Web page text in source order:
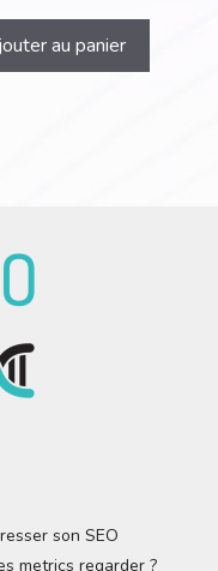
au panier
son SEO
metrics regarder ?